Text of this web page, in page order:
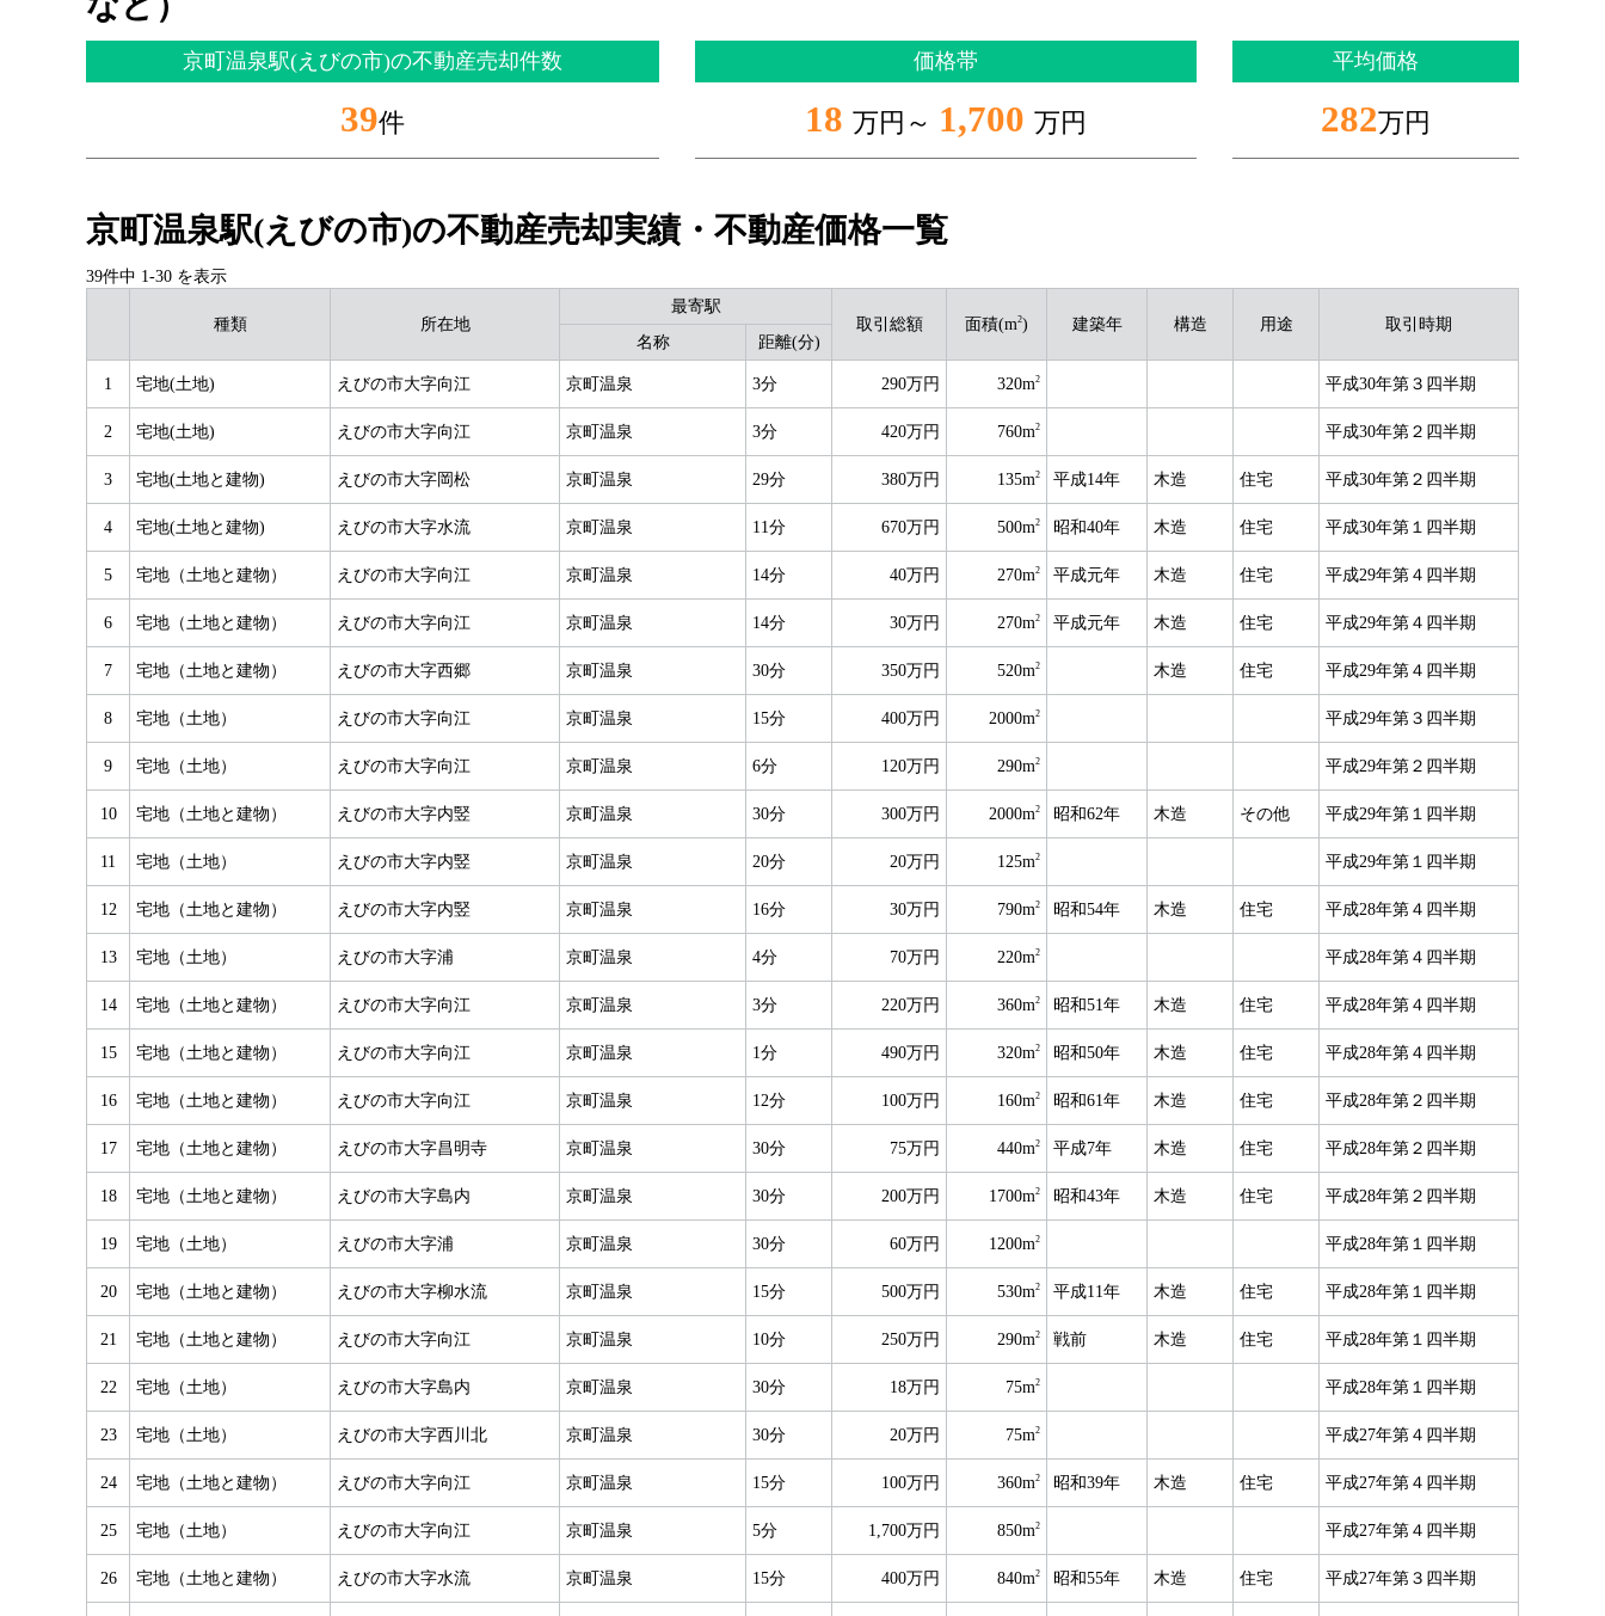
京町温泉駅(えびの市)の不動産売却件数
39件
価格帯
18 万円～ 1,700 万円
平均価格
282万円
京町温泉駅(えびの市)の不動産売却実績・不動産価格一覧
39件中 1-30 を表示
種類 所在地
最寄駅
取引総額
面積(m2) 建築年 構造 用途
取引時期
名称
距離(分)
1 宅地(土地) えびの市大字向江 京町温泉 3分 290万円 320m2 平成30年第３四半期
2 宅地(土地) えびの市大字向江 京町温泉 3分 420万円 760m2 平成30年第２四半期
3 宅地(土地と建物) えびの市大字岡松 京町温泉 29分 380万円 135m2 平成14年 木造 住宅 平成30年第２四半期
4 宅地(土地と建物) えびの市大字水流 京町温泉 11分 670万円 500m2 昭和40年 木造 住宅 平成30年第１四半期
5 宅地（土地と建物） えびの市大字向江 京町温泉 14分 40万円 270m2 平成元年 木造 住宅 平成29年第４四半期
6 宅地（土地と建物） えびの市大字向江 京町温泉 14分 30万円 270m2 平成元年 木造 住宅 平成29年第４四半期
7 宅地（土地と建物） えびの市大字西郷 京町温泉 30分 350万円 520m2 木造 住宅 平成29年第４四半期
8 宅地（土地） えびの市大字向江 京町温泉 15分 400万円 2000m2 平成29年第３四半期
9 宅地（土地） えびの市大字向江 京町温泉 6分 120万円 290m2 平成29年第２四半期
10 宅地（土地と建物） えびの市大字内竪 京町温泉 30分 300万円 2000m2 昭和62年 木造 その他 平成29年第１四半期
11 宅地（土地） えびの市大字内竪 京町温泉 20分 20万円 125m2 平成29年第１四半期
12 宅地（土地と建物） えびの市大字内竪 京町温泉 16分 30万円 790m2 昭和54年 木造 住宅 平成28年第４四半期
13 宅地（土地） えびの市大字浦 京町温泉 4分 70万円 220m2 平成28年第４四半期
14 宅地（土地と建物） えびの市大字向江 京町温泉 3分 220万円 360m2 昭和51年 木造 住宅 平成28年第４四半期
15 宅地（土地と建物） えびの市大字向江 京町温泉 1分 490万円 320m2 昭和50年 木造 住宅 平成28年第４四半期
16 宅地（土地と建物） えびの市大字向江 京町温泉 12分 100万円 160m2 昭和61年 木造 住宅 平成28年第２四半期
17 宅地（土地と建物） えびの市大字昌明寺 京町温泉 30分 75万円 440m2 平成7年 木造 住宅 平成28年第２四半期
18 宅地（土地と建物） えびの市大字島内 京町温泉 30分 200万円 1700m2 昭和43年 木造 住宅 平成28年第２四半期
19 宅地（土地） えびの市大字浦 京町温泉 30分 60万円 1200m2 平成28年第１四半期
20 宅地（土地と建物） えびの市大字柳水流 京町温泉 15分 500万円 530m2 平成11年 木造 住宅 平成28年第１四半期
21 宅地（土地と建物） えびの市大字向江 京町温泉 10分 250万円 290m2 戦前 木造 住宅 平成28年第１四半期
22 宅地（土地） えびの市大字島内 京町温泉 30分 18万円 75m2 平成28年第１四半期
23 宅地（土地） えびの市大字西川北 京町温泉 30分 20万円 75m2 平成27年第４四半期
24 宅地（土地と建物） えびの市大字向江 京町温泉 15分 100万円 360m2 昭和39年 木造 住宅 平成27年第４四半期
25 宅地（土地） えびの市大字向江 京町温泉 5分 1,700万円 850m2 平成27年第４四半期
26 宅地（土地と建物） えびの市大字水流 京町温泉 15分 400万円 840m2 昭和55年 木造 住宅 平成27年第３四半期